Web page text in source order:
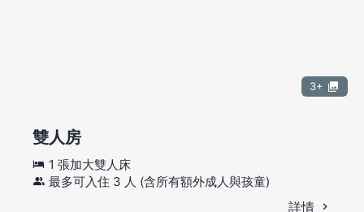
3+
雙人房
1 張加大雙人床
最多可入住 3 人 (含所有額外成人與孩童)
詳情